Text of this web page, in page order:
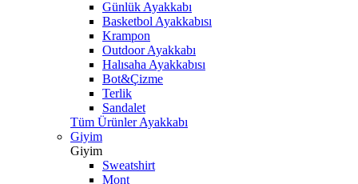
Günlük Ayakkabı
Basketbol Ayakkabısı
Krampon
Outdoor Ayakkabı
Halısaha Ayakkabısı
Bot&Çizme
Terlik
Sandalet
Tüm Ürünler Ayakkabı
Giyim
Giyim
Sweatshirt
Mont